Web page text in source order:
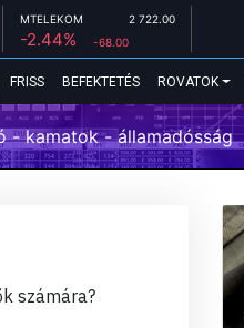
MTELEKOM 2 722.00
-2.44% -68.00
FRISS BEFEKTETÉS ROVATOK
- kamatok - államadósság
számára?